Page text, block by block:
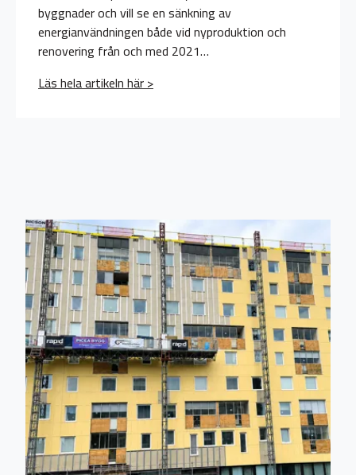
byggnader och vill se en sänkning av
energianvändningen både vid nyproduktion och
renovering från och med 2021…
Läs hela artikeln här >